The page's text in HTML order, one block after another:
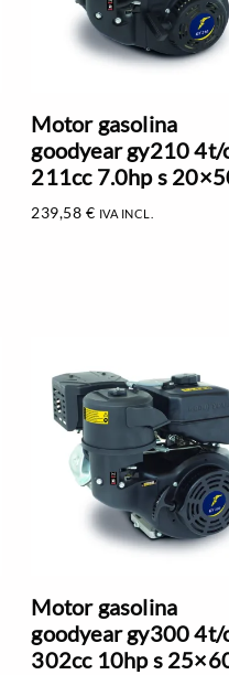
Motor gasolina
goodyear gy210 4t/
211cc 7.0hp s
239,58 € IVA INCL.
Motor gasolina
goodyear gy300 4t/
302cc 10hp s